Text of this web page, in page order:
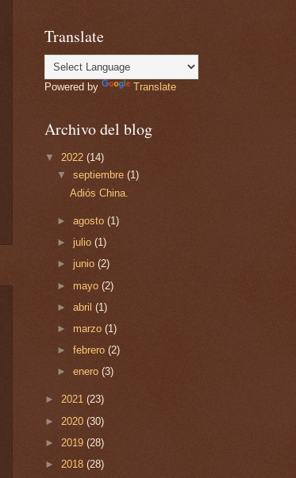
Translate
Powered by Translate
Archivo del blog
▼ 2022 (14)
▼septiembre(1)
Adiós China.
►agosto(1)
► julio(1)
►junio(2)
► mayo(2)
►abril(1)
► marzo(1)
►febrero(2)
►enero(3)
► 2021 (23)
► 2020 (30)
► 2019 (28)
► 2018 (28)